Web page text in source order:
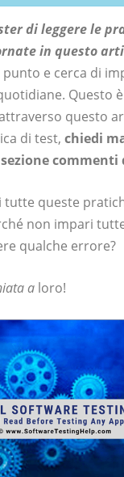
di leggere le
in questo
e cerca di
Questo
questo
di test, chiedi
commenti
tutte queste
non impari
qualche errore?
a loro!